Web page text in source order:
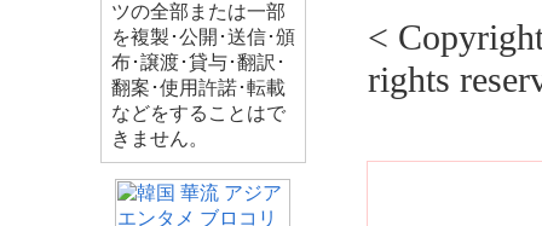
ツの全部または一部
を複製･公開･送信･頒
布･譲渡･貸与･翻訳･
翻案･使用許諾･転載
などをすることはで
きません。
<
rights